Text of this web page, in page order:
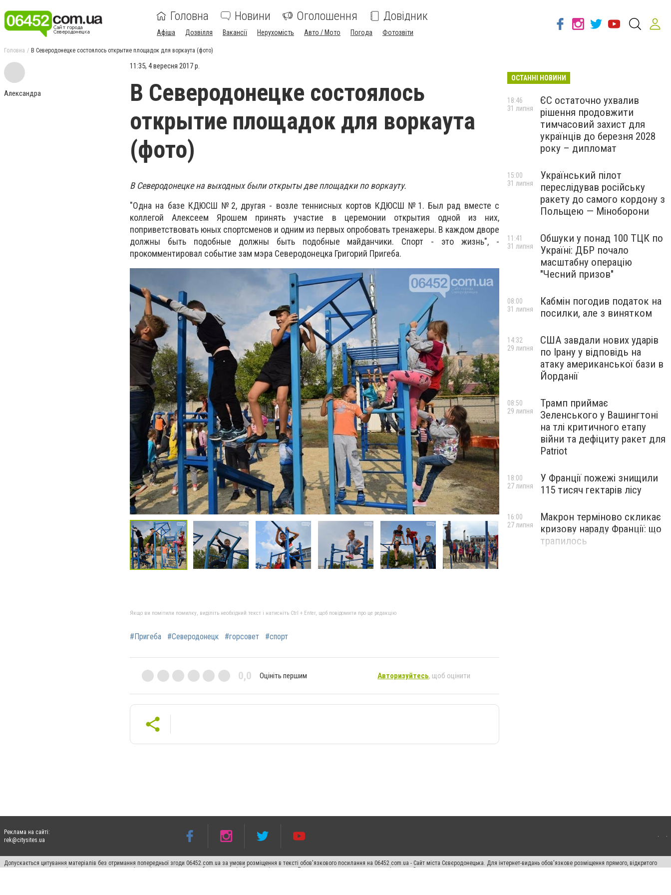
Головна Новини Оголошення Довідник
Афіша Дозвілля Вакансії Нерухомість Авто / Мото Погода Фотозвіти
Головна В Северодонецке состоялось открытие площадок для воркаута (фото)
Александра
11:35, 4 вересня 2017 р.
В Северодонецке состоялось
открытие площадок для воркаута
(фото)
В Северодонецке на выходных были открыты две площадки по воркауту.
"Одна на базе КДЮСШ №2, другая - возле теннисных кортов КДЮСШ №1. Был рад вместе с
коллегой Алексеем Ярошем принять участие в церемонии открытия одной из них,
поприветствовать юных спортсменов и одним из первых опробовать тренажеры. В каждом дворе
должны быть подобные должны быть подобные майданчики. Спорт - это жизнь", -
прокомментировал событие зам мэра Северодонецка Григорий Пригеба.
Якщо ви помітили помилку, виділіть необхідний текст і натисніть Ctrl + Enter, щоб повідомити про це редакцію
#Пригеба #Северодонецк #горсовет #спорт
0,0 Оцініть першим Авторизуйтесь, щоб оцінити
ОСТАННІ НОВИНИ
ЄС остаточно ухвалив
рішення продовжити
тимчасовий захист для
українців до березня 2028
року – дипломат
18:46
31 липня
Український пілот
переслідував російську
ракету до самого кордону з
Польщею — Міноборони
15:00
31 липня
Обшуки у понад 100 ТЦК по
Україні: ДБР почало
масштабну операцію
"Чесний призов"
11:41
31 липня
Кабмін погодив податок на
посилки, але з винятком
08:00
31 липня
США завдали нових ударів
по Ірану у відповідь на
атаку американської бази в
Йорданії
14:32
29 липня
Трамп приймає
Зеленського у Вашингтоні
на тлі критичного етапу
війни та дефіциту ракет для
Patriot
08:50
29 липня
У Франції пожежі знищили
115 тисяч гектарів лісу
18:00
27 липня
Макрон терміново скликає
кризову нараду Франції: що
трапилось
16:00
27 липня
Реклама на сайті:
rek@citysites.ua
Допускається цитування матеріалів без отримання попередньої згоди 06452.com.ua за умови розміщення в тексті обов'язкового посилання на 06452.com.ua - Сайт міста Сєвєродонецька. Для інтернет-видань обов'язкове розміщення прямого, відкритого
для пошукових систем гіперпосилання на цитовані статті не нижче другого абзацу в тексті або в якості джерела. Порушення виняткових прав переслідується Законом.